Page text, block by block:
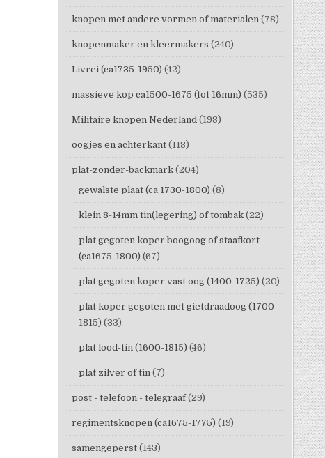
knopen met andere vormen of materialen (78)
knopenmaker en kleermakers (240)
Livrei (ca1735-1950) (42)
massieve kop ca1500-1675 (tot 16mm) (535)
Militaire knopen Nederland (198)
oogjes en achterkant (118)
plat-zonder-backmark (204)
gewalste plaat (ca 1730-1800) (8)
klein 8-14mm tin(legering) of tombak (22)
plat gegoten koper boogoog of staafkort
(ca1675-1800) (67)
plat gegoten koper vast oog (1400-1725) (20)
plat koper gegoten met gietdraadoog (1700-
1815) (33)
plat lood-tin (1600-1815) (46)
plat zilver of tin (7)
post - telefoon - telegraaf (29)
regimentsknopen (ca1675-1775) (19)
samengeperst (143)